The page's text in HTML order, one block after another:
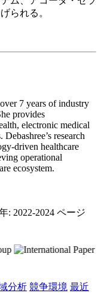
られる。
7 years of industry
provides
electronic medical
research
driven healthcare
operational
ecosystem.
: 2022-2024 ページ
分析 競争環境 最近